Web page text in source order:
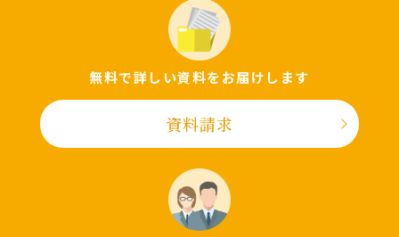
無料で詳しい資料をお届けします
資料請求